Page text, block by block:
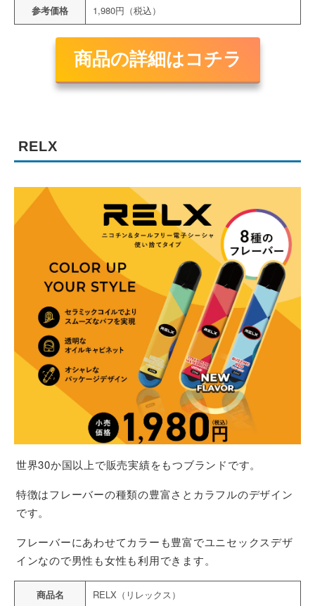
参考価格 1,980円（税込）
商品の詳細はコチラ
RELX
世界30か国以上で販売実績をもつブランドです。
特徴はフレーバーの種類の豊富さとカラフルのデザイン
です。
フレーバーにあわせてカラーも豊富でユニセックスデザ
インなので男性も女性も利用できます。
商品名 RELX（リレックス）